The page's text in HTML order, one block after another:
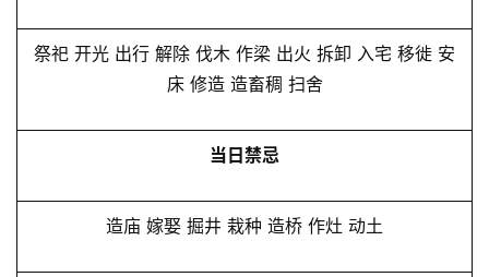
祭祀 开光 出行 解除 伐木 作梁 出火 拆卸 入宅 移徙 安
床 修造 造畜稠 扫舍
当日禁忌
造庙 嫁娶 掘井 栽种 造桥 作灶 动土